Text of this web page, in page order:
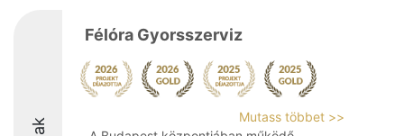
Félóra Gyorsszerviz
Mutass többet >>